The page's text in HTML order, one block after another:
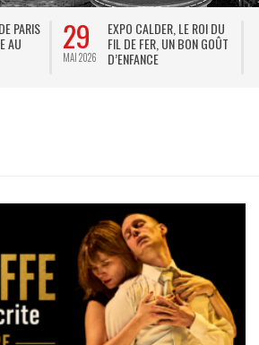
PARIS
AU
29
MAI 2026
EXPO CALDER, LE ROI DU
FIL DE FER, UN BON GOÛT
D’ENFANCE